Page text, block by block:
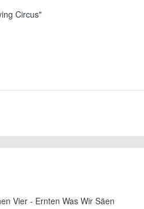
Circus"
Vier - Ernten Was Wir Säen